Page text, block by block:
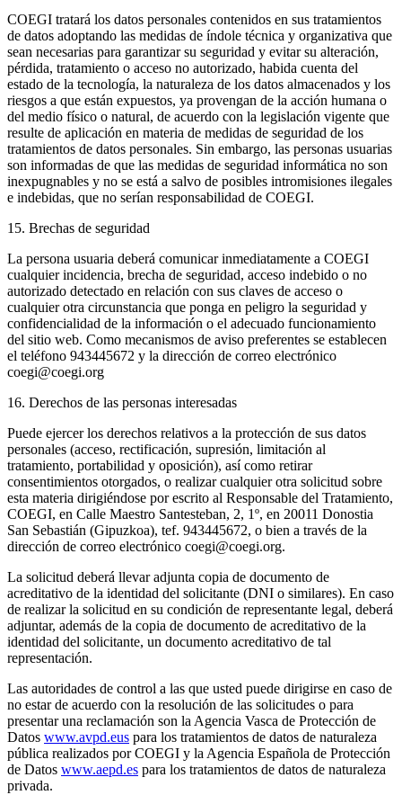
COEGI tratará los datos personales contenidos en sus tratamientos
de datos adoptando las medidas de índole técnica y organizativa que
sean necesarias para garantizar su seguridad y evitar su alteración,
pérdida, tratamiento o acceso no autorizado, habida cuenta del
estado de la tecnología, la naturaleza de los datos almacenados y los
riesgos a que están expuestos, ya provengan de la acción humana o
del medio físico o natural, de acuerdo con la legislación vigente que
resulte de aplicación en materia de medidas de seguridad de los
tratamientos de datos personales. Sin embargo, las personas usuarias
son informadas de que las medidas de seguridad informática no son
inexpugnables y no se está a salvo de posibles intromisiones ilegales
e indebidas, que no serían responsabilidad de COEGI.
15. Brechas de seguridad
La persona usuaria deberá comunicar inmediatamente a COEGI
cualquier incidencia, brecha de seguridad, acceso indebido o no
autorizado detectado en relación con sus claves de acceso o
cualquier otra circunstancia que ponga en peligro la seguridad y
confidencialidad de la información o el adecuado funcionamiento
del sitio web. Como mecanismos de aviso preferentes se establecen
el teléfono 943445672 y la dirección de correo electrónico
coegi@coegi.org
16. Derechos de las personas interesadas
Puede ejercer los derechos relativos a la protección de sus datos
personales (acceso, rectificación, supresión, limitación al
tratamiento, portabilidad y oposición), así como retirar
consentimientos otorgados, o realizar cualquier otra solicitud sobre
esta materia dirigiéndose por escrito al Responsable del Tratamiento,
COEGI, en Calle Maestro Santesteban, 2, 1º, en 20011 Donostia
San Sebastián (Gipuzkoa), tef. 943445672, o bien a través de la
dirección de correo electrónico coegi@coegi.org.
La solicitud deberá llevar adjunta copia de documento de
acreditativo de la identidad del solicitante (DNI o similares). En caso
de realizar la solicitud en su condición de representante legal, deberá
adjuntar, además de la copia de documento de acreditativo de la
identidad del solicitante, un documento acreditativo de tal
representación.
Las autoridades de control a las que usted puede dirigirse en caso de
no estar de acuerdo con la resolución de las solicitudes o para
presentar una reclamación son la Agencia Vasca de Protección de
Datos www.avpd.eus para los tratamientos de datos de naturaleza
pública realizados por COEGI y la Agencia Española de Protección
de Datos www.aepd.es para los tratamientos de datos de naturaleza
privada.